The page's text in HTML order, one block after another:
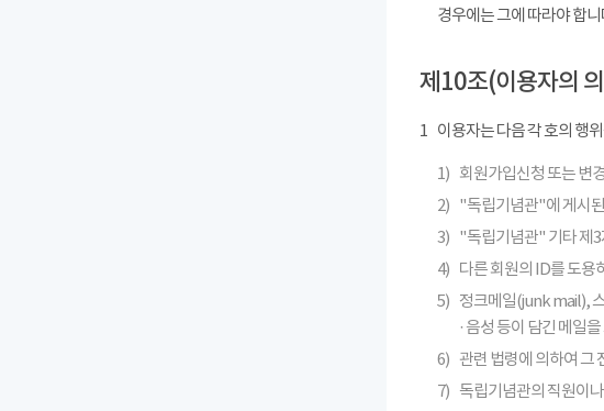
경우에는 그에 따라야 합니
제10조(이용자의
1 이용자는 다음 각 호의 행
1) 회원가입신청 또는 변
2) "독립기념관"에 게시
3) "독립기념관" 기타 제3
4) 다른 회원의 ID를 도용
5) 정크메일(junk mail),
· 음성 등이 담긴 메일
6) 관련 법령에 의하여 그
7) 독립기념관의 직원이